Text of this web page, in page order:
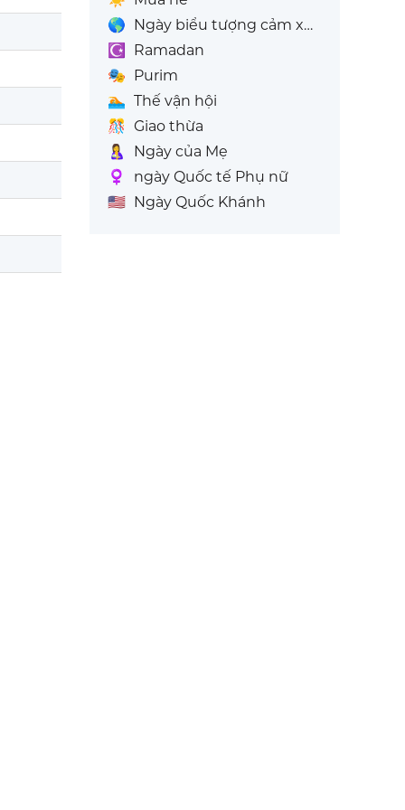
🌎 Ngày biểu tượng cảm xúc thế giới
☪️
Ramadan
🎭 Purim
🏊 Thế vận hội
🎊 Giao thừa
🤱
Ngày của Mẹ
♀️
ngày Quốc tế Phụ nữ
🇺🇸 Ngày Quốc Khánh